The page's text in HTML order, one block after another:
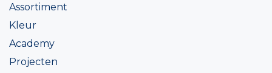
Assortiment
Kleur
Academy
Projecten